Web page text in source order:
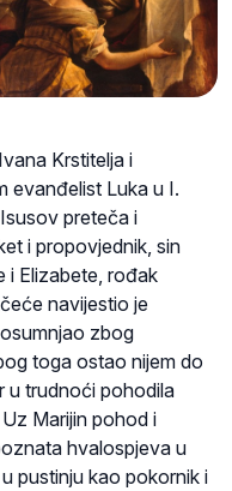
Krstitelja i
evanđelist Luka u I.
preteča i
i propovjednik, sin
i Elizabete, rođak
navijestio je
zbog
toga ostao nijem do
u trudnoći pohodila
Marijin pohod i
hvalospjeva u
pustinju kao pokornik i